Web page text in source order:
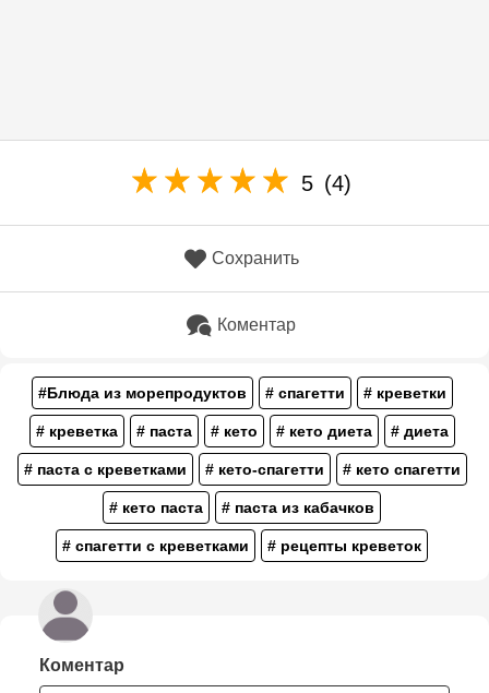
5 (4)
Сохранить
Коментар
#Блюда из морепродуктов # спагетти # креветки
# креветка # паста # кето # кето диета # диета
# паста с креветками # кето-спагетти # кето спагетти
# кето паста # паста из кабачков
# спагетти с креветками # рецепты креветок
Коментар